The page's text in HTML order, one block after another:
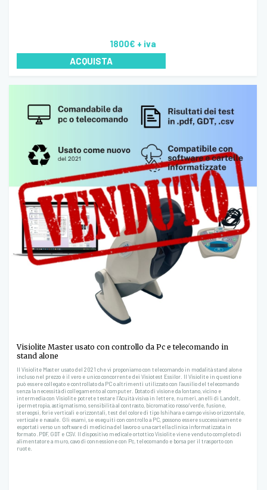
1800€ + iva
ACQUISTA
Visiolite Master usato con controllo da Pc e telecomando in
stand alone
Il Visiolite Master usato del 2021 che vi proponiamo con telecomando in modalità stand alone
incluso nel prezzo è il vero e unico concorrente dei Visiotest Essilor. Il Visiolite in questione
può essere collegato e controllato da PC o altrimenti utilizzato con l’ausilio del telecomando
senza la necessità di collegamento al computer. Dotato di visione da lontano, vicino e
intermedia con Visiolite potrete testare l’Acuità visiva in lettere, numeri, anelli di Landolt,
ipermetropia, astigmatismo, sensibilità al contrasto, bicromatico rosso/verde, fusione,
stereopsi, forie verticali e orizzontali, test del colore di tipo Ishihara e campo visivo orizzontale,
verticale e nasale. Gli esami, se eseguiti con controllo a PC, possono essere successivamente
esportati verso un software di medicina del lavoro o una cartella clinica informatizzata in
formato .PDF, GDT e CSV. Il dispositivo medicale ortottico Visiolite viene venduto completo di
alimentatore a muro, cavo di connessione con Pc, telecomando e borsa per il trasporto con
ruote.